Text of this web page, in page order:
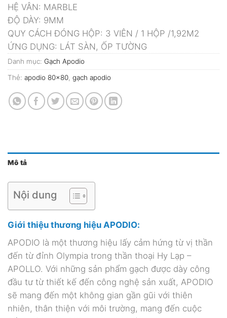
HỆ VÂN: MARBLE
ĐỘ DÀY: 9MM
QUY CÁCH ĐÓNG HỘP: 3 VIÊN / 1 HỘP /1,92M2
ỨNG DỤNG: LÁT SÀN, ỐP TƯỜNG
Danh mục: Gạch Apodio
Thẻ: apodio 80x80 gạch apodio
Mô tả
Nội dung
Giới thiệu thương hiệu APODIO:
APODIO là một thương hiệu lấy cảm hứng từ vị thần
đến từ đỉnh Olympia trong thần thoại Hy Lạp –
APOLLO. Với những sản phẩm gạch được dày công
đầu tư từ thiết kế đến công nghệ sản xuất, APODIO
sẽ mang đến một không gian gần gũi với thiên
nhiên, thân thiện với môi trường, mang đến cuộc